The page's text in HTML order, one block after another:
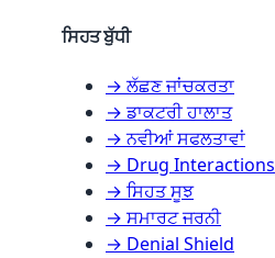
ਸਿਹਤ ਬੁੱਧੀ
→ ਲੱਛਣ ਜਾਂਚਕਰਤਾ
→ ਡਾਕਟਰੀ ਹਾਲਾਤ
→ ਨਵੀਆਂ ਸਫਲਤਾਵਾਂ
→ Drug Interactions
→ ਸਿਹਤ ਸੂਝ
→ ਸਮਾਰਟ ਜਰਨੀ
→ Denial Shield